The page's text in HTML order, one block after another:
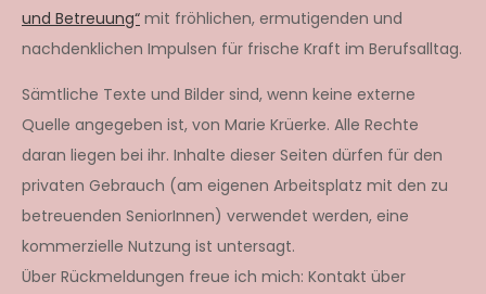
und Betreuung“ mit fröhlichen, ermutigenden und
nachdenklichen Impulsen für frische Kraft im Berufsalltag.
Sämtliche Texte und Bilder sind, wenn keine externe
Quelle angegeben ist, von Marie Krüerke. Alle Rechte
daran liegen bei ihr. Inhalte dieser Seiten dürfen für den
privaten Gebrauch (am eigenen Arbeitsplatz mit den zu
betreuenden SeniorInnen) verwendet werden, eine
kommerzielle Nutzung ist untersagt.
Über Rückmeldungen freue ich mich: Kontakt über